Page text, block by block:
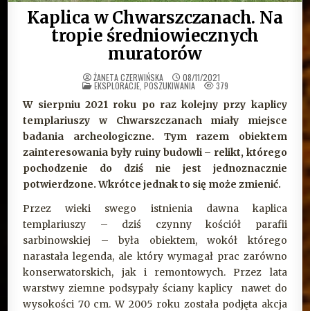
Kaplica w Chwarszczanach. Na
tropie średniowiecznych
muratorów
ŻANETA CZERWIŃSKA 08/11/2021
OPUBLIKOWANE
W
EKSPLORACJE, POSZUKIWANIA 379
W sierpniu 2021 roku po raz kolejny przy kaplicy
templariuszy w Chwarszczanach miały miejsce
badania archeologiczne. Tym razem obiektem
zainteresowania były ruiny budowli – relikt, którego
pochodzenie do dziś nie jest jednoznacznie
potwierdzone. Wkrótce jednak to się może zmienić.
Przez wieki swego istnienia dawna kaplica
templariuszy – dziś czynny kościół parafii
sarbinowskiej – była obiektem, wokół którego
narastała legenda, ale który wymagał prac zarówno
konserwatorskich, jak i remontowych. Przez lata
warstwy ziemne podsypały ściany kaplicy nawet do
wysokości 70 cm. W 2005 roku została podjęta akcja